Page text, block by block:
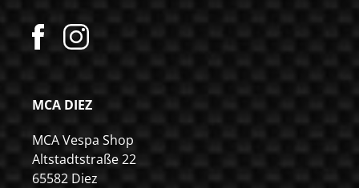
MCA DIEZ
MCA Vespa Shop
Altstadtstraße 22
65582 Diez